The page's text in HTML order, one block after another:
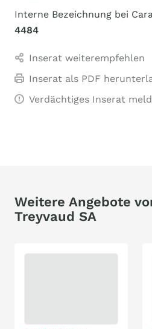
Interne Bezeichnung bei
4484
Inserat weiterempfehlen
Inserat als PDF
Verdächtiges Inserat
Weitere Angebote
Treyvaud SA